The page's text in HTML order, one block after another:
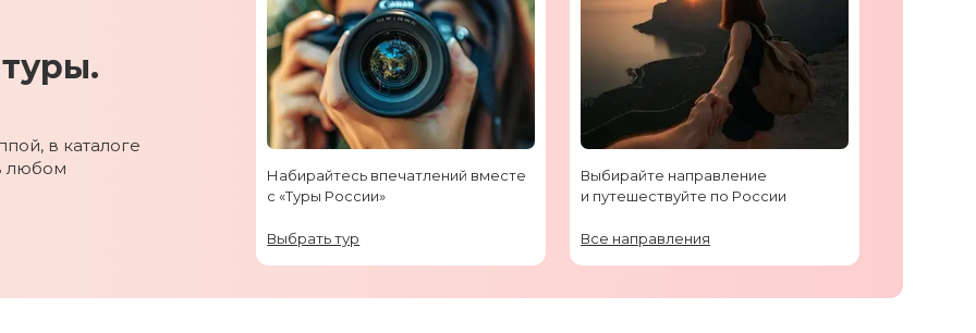
в каталоге
любом
Набирайтесь впечатлений вместе
с «Туры России»
Выбрать тур
Выбирайте направление
и путешествуйте по России
Все направления